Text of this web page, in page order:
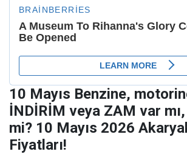
10 Mayıs Benzine,
İNDİRİM veya ZAM var
mi? 10 Mayıs 2026
Fiyatları!